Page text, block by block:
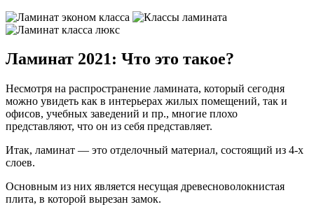
Ламинат 2021: Что это такое?
Несмотря на распространение ламината, который сегодня
можно увидеть как в интерьерах жилых помещений, так и
офисов, учебных заведений и пр., многие плохо
представляют, что он из себя представляет.
Итак, ламинат — это отделочный материал, состоящий из 4-х
слоев.
Основным из них является несущая древесноволокнистая
плита, в которой вырезан замок.